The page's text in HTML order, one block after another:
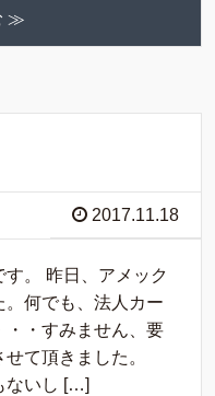
≫
2017.11.18
。 昨日、アメック
。何でも、法人カー
・・すみません、要
て頂きました。
ないし […]